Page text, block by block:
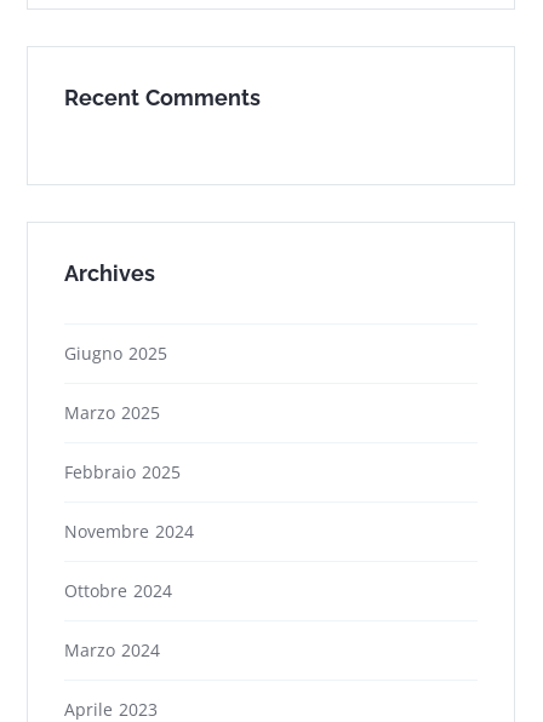
Recent Comments
Archives
Giugno 2025
Marzo 2025
Febbraio 2025
Novembre 2024
Ottobre 2024
Marzo 2024
Aprile 2023